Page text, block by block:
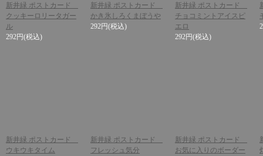
新井緑 ポストカード
クッキーロリータガー
ル
292円(税込)
新井緑 ポストカード
かき氷しろくまぼうや
292円(税込)
新井緑 ポストカード
チョコミントアイスピ
エロ
292円(税込)
新井緑 ポストカード
ウキウキタイム
新井緑 ポストカード
フレッシュ気分
新井緑 ポストカード
お気に入りのボーダー